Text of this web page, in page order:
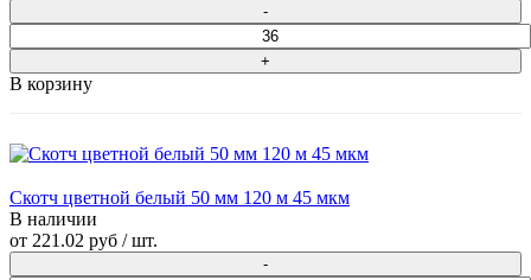
В корзину
Скотч цветной белый 50 мм 120 м 45 мкм
В наличии
от 221.02 руб / шт.